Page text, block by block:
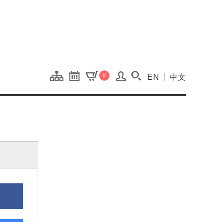
0 搜尋(開啟搜尋視窗)
EN 中文